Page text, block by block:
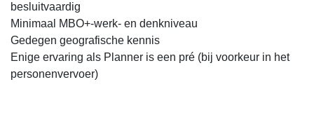
besluitvaardig
Minimaal MBO+-werk- en denkniveau
Gedegen geografische kennis
Enige ervaring als Planner is een pré (bij voorkeur in het
personenvervoer)